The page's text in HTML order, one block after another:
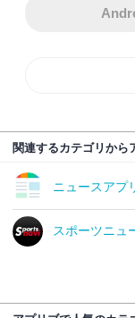
関連するカテゴリから
ニュースアプ
スポーツニュ